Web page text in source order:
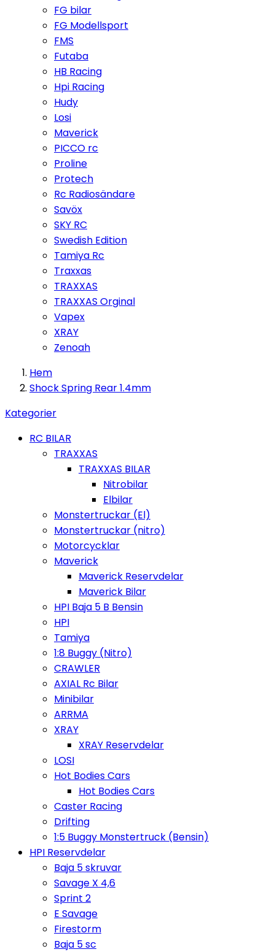
FG bilar
FG Modellsport
FMS
Futaba
HB Racing
Hpi Racing
Hudy
Losi
Maverick
PICCO rc
Proline
Protech
Rc Radiosändare
Savöx
SKY RC
Swedish Edition
Tamiya Rc
Traxxas
TRAXXAS
TRAXXAS Orginal
Vapex
XRAY
Zenoah
Hem
Shock Spring Rear 1.4mm
Kategorier
RC BILAR
TRAXXAS
TRAXXAS BILAR
Nitrobilar
Elbilar
Monstertruckar (El)
Monstertruckar (nitro)
Motorcycklar
Maverick
Maverick Reservdelar
Maverick Bilar
HPI Baja 5 B Bensin
HPI
Tamiya
1:8 Buggy (Nitro)
CRAWLER
AXIAL Rc Bilar
Minibilar
ARRMA
XRAY
XRAY Reservdelar
LOSI
Hot Bodies Cars
Hot Bodies Cars
Caster Racing
Drifting
1:5 Buggy Monstertruck (Bensin)
HPI Reservdelar
Baja 5 skruvar
Savage X 4,6
Sprint 2
E Savage
Firestorm
Baja 5 sc